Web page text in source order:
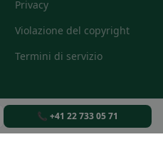
📞 +41 22 733 05 71
Privacy
Violazione del copyright
Termini di servizio